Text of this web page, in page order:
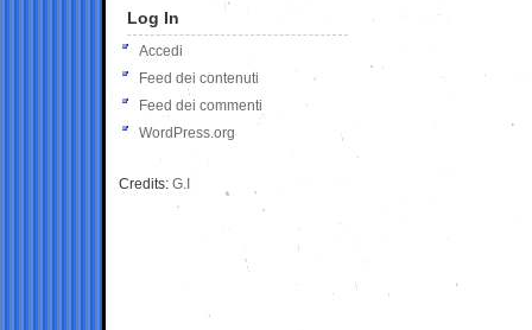
Log In
Accedi
Feed dei contenuti
Feed dei commenti
WordPress.org
Credits: G.I